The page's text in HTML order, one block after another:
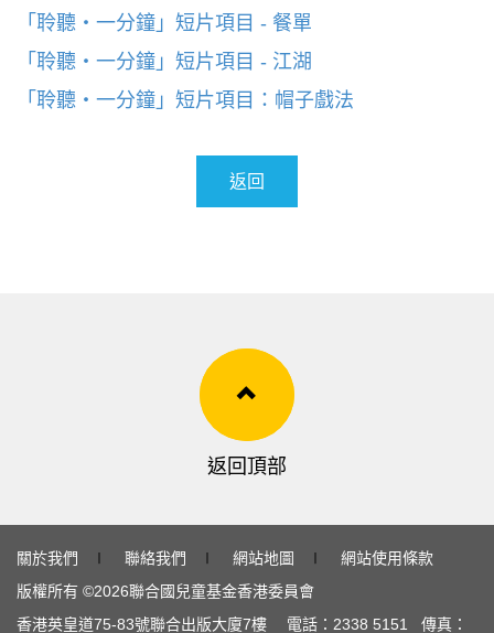
「聆聽・一分鐘」短片項目 - 餐單
「聆聽・一分鐘」短片項目 - 江湖
「聆聽・一分鐘」短片項目：帽子戲法
返回
返回頂部
關於我們 ∣ 聯絡我們 ∣ 網站地圖 ∣
網站使用條款
版權所有 ©2026聯合國兒童基金香港委員會
香港英皇道75-83號聯合出版大廈7樓 電話： 2338 5151 傳真：